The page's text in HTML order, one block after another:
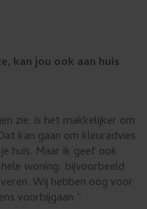
kan jou ook aan huis
zie, is het makkelijker om
kan gaan om kleuradvies
huis. Maar ik geef ook
woning: bijvoorbeeld
Wij hebben oog voor
voorbijgaan.”